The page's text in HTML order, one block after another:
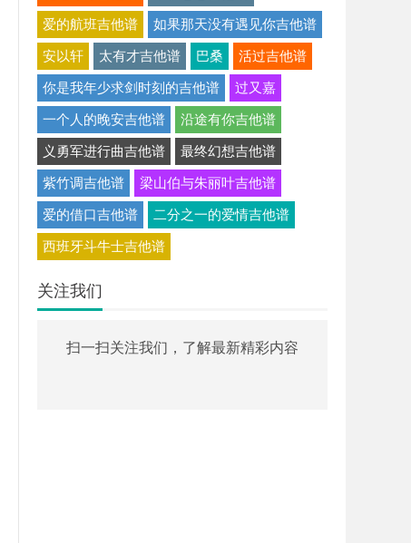
爱的航班吉他谱 如果那天没有遇见你吉他谱
安以轩 太有才吉他谱 巴桑 活过吉他谱
你是我年少求剑时刻的吉他谱 过又嘉
一个人的晚安吉他谱 沿途有你吉他谱
义勇军进行曲吉他谱 最终幻想吉他谱
紫竹调吉他谱 梁山伯与朱丽叶吉他谱
爱的借口吉他谱 二分之一的爱情吉他谱
西班牙斗牛士吉他谱
关注我们
扫一扫关注我们，了解最新精彩内容